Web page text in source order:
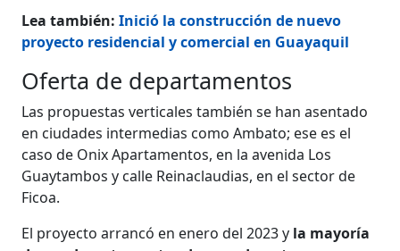
Lea también:Inició la construcción de nuevo
proyecto residencial y comercial en Guayaquil
Oferta de departamentos
Las propuestas verticales también se han asentado
en ciudades intermedias como Ambato; ese es el
caso de Onix Aparta­mentos, en la avenida Los
Guaytambos y calle Reinaclaudias, en el sector de
Ficoa.
El proyecto arrancó en enero del 2023 y la mayoría